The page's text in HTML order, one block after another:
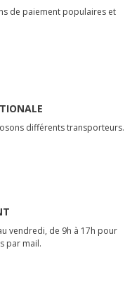
de paiement populaires et
différents transporteurs.
vendredi, de 9h à 17h pour
par mail.